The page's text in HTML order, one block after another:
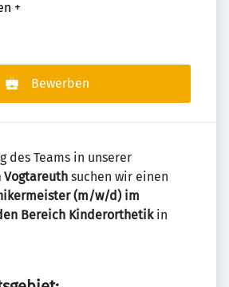
+
Bewerben
des Teams in unserer
Vogtareuth suchen wir einen
(m/w/d) im
Bereich Kinderorthetikin